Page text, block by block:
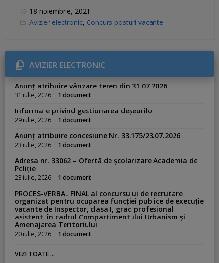
18 noiembrie, 2021
C
r
i
e
s
Avizier electronic, Concurs posturi vacante
AVIZIER ELECTRONIC
Anunț atribuire vânzare teren din 31.07.2026
31 iulie, 2026 1 document
Informare privind gestionarea deșeurilor
29 iulie, 2026 1 document
Anunț atribuire concesiune Nr. 33.175/23.07.2026
23 iulie, 2026 1 document
Adresa nr. 33062 – Ofertă de școlarizare Academia de
Poliție
23 iulie, 2026 1 document
PROCES-VERBAL FINAL al concursului de recrutare
organizat pentru ocuparea funcției publice de execuție
vacante de Inspector, clasa I, grad profesional
asistent, în cadrul Compartimentului Urbanism și
Amenajarea Teritoriului
20 iulie, 2026 1 document
VEZI TOATE ...